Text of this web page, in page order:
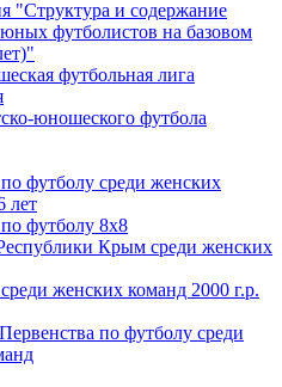
"Структура и содержание
футболистов на базовом
футбольная лига
юношеского футбола
футболу среди женских
лет
футболу 8х8
Крым среди женских
женских команд 2000 г.р.
по футболу среди